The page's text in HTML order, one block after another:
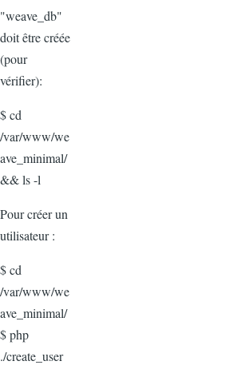
"weave_db"
doit être créée
(pour
vérifier):
$ cd
/var/www/we
ave_minimal/
&& ls -l
Pour créer un
utilisateur :
$ cd
/var/www/we
ave_minimal/
$ php
./create_user